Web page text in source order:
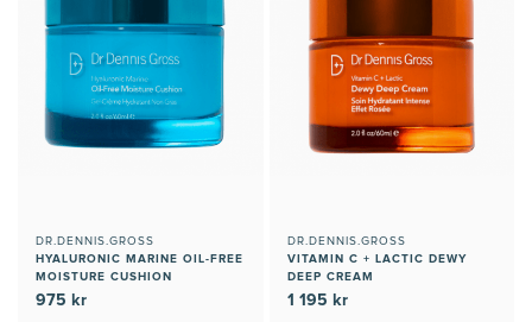
DR.DENNIS.GROSS
HYALURONIC MARINE OIL-FREE
MOISTURE CUSHION
975 kr
DR.DENNIS.GROSS
VITAMIN C + LACTIC DEWY
DEEP CREAM
1 195 kr